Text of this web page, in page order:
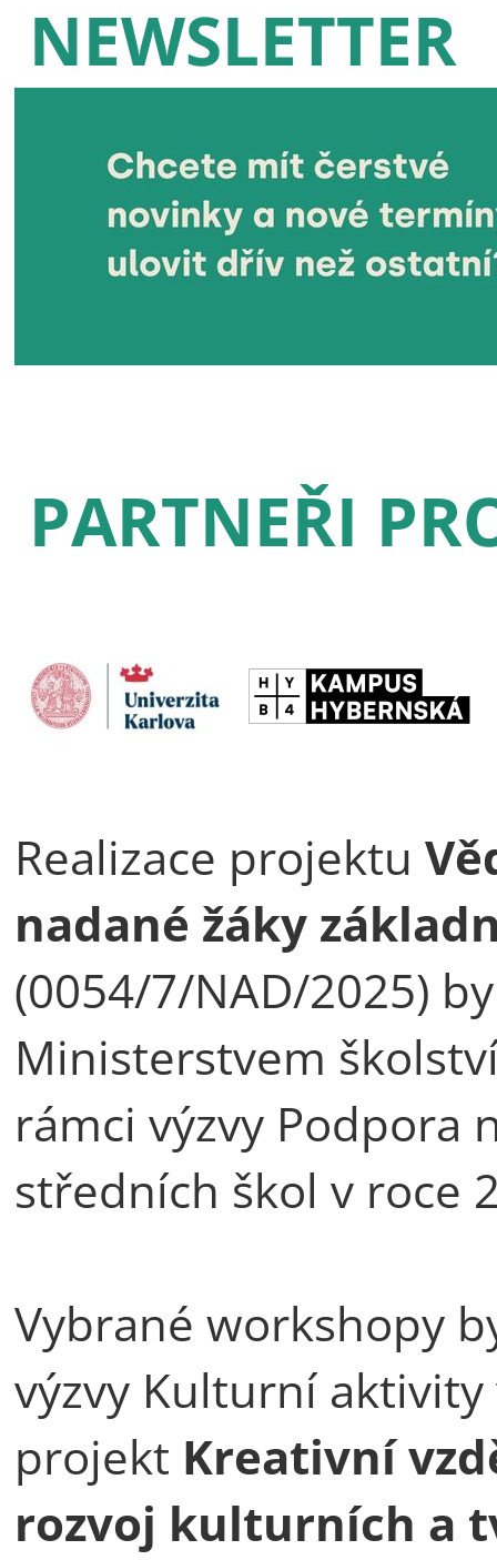
NEWSLETTER
PARTNEŘI
Realizace projektu
nadané žáky
(0054/7/NAD/2025)
Ministerstvem
rámci výzvy Podpora
středních škol v roce
Vybrané workshopy
výzvy Kulturní
projekt Kreativní
rozvoj kulturních a